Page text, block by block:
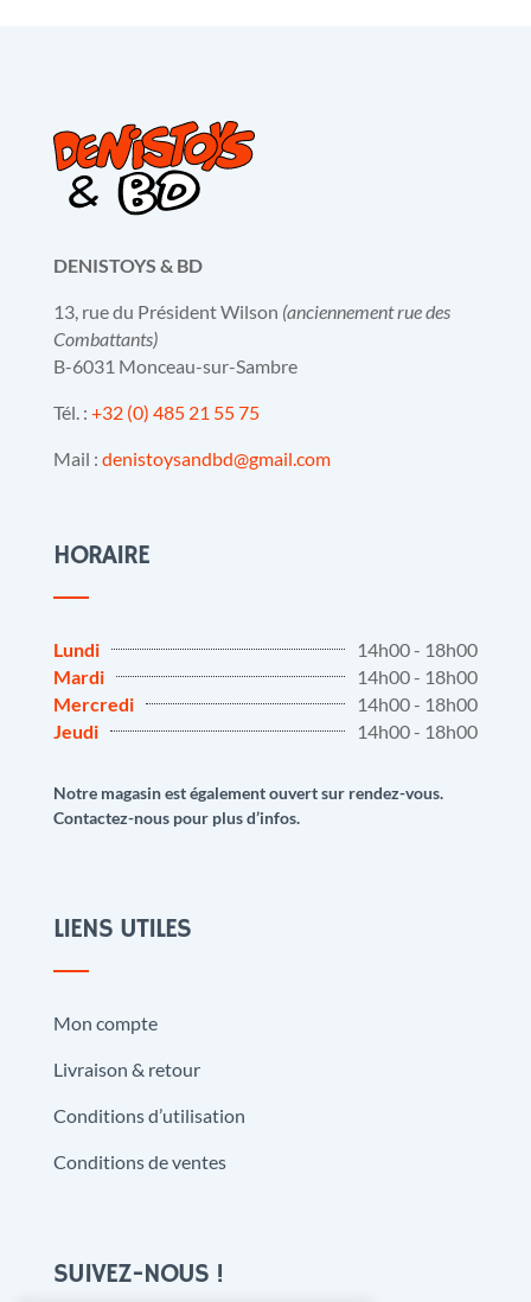
DENISTOYS & BD
13, rue du Président Wilson (anciennement rue des
Combattants)
B-6031 Monceau-sur-Sambre
Tél. : +32 (0) 485 21 55 75
Mail : denistoysandbd@gmail.com
HORAIRE
Lundi
14h00 - 18h00
Mardi
14h00 - 18h00
Mercredi
14h00 - 18h00
Jeudi
14h00 - 18h00
Notre magasin est également ouvert sur rendez-vous.
Contactez-nous pour plus d’infos.
LIENS UTILES
Mon compte
Livraison & retour
Conditions d’utilisation
Conditions de ventes
SUIVEZ-NOUS !